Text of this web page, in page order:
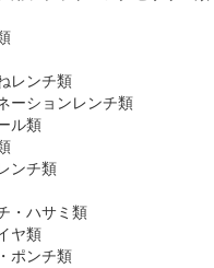
レンチ類
ーションレンチ類
ル類
ンチ類
・ハサミ類
ヤ類
ポンチ類